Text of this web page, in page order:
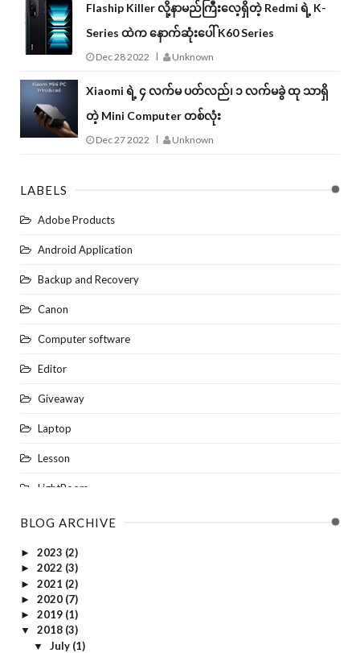
Flaship Killer လို့နာမည်ကြီးလေ့ရှိတဲ့ Redmi ရဲ့ K-
Series ထဲက နောက်ဆုံးပေါ် K60 Series
Dec 28 2022 Unknown
Xiaomi ရဲ့ ၄ လက်မ ပတ်လည်၊ ၁ လက်မခွဲ ထု သာရှိ
တဲ့ Mini Computer တစ်လုံး
Dec 27 2022 Unknown
LABELS
Adobe Products
Android Application
Backup and Recovery
Canon
Computer software
Editor
Giveaway
Laptop
Lesson
LightRoom
NEWS
Phone Application
Photo Editor
Preset
Programming Softwares
BLOG ARCHIVE
► 2023 (2)
► 2022 (3)
► 2021 (2)
► 2020 (7)
► 2019 (1)
▼ 2018 (3)
▼ July (1)